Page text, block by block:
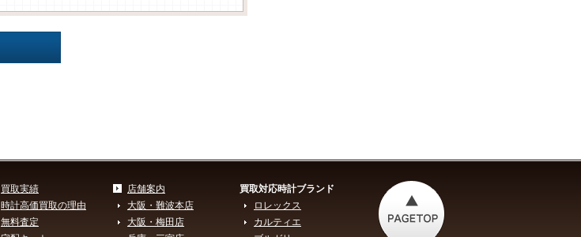
買取実績
時計高価買取の理由
無料査定
店舗案内
大阪・難波本店
大阪・梅田店
買取対応時計ブランド
ロレックス
カルティエ